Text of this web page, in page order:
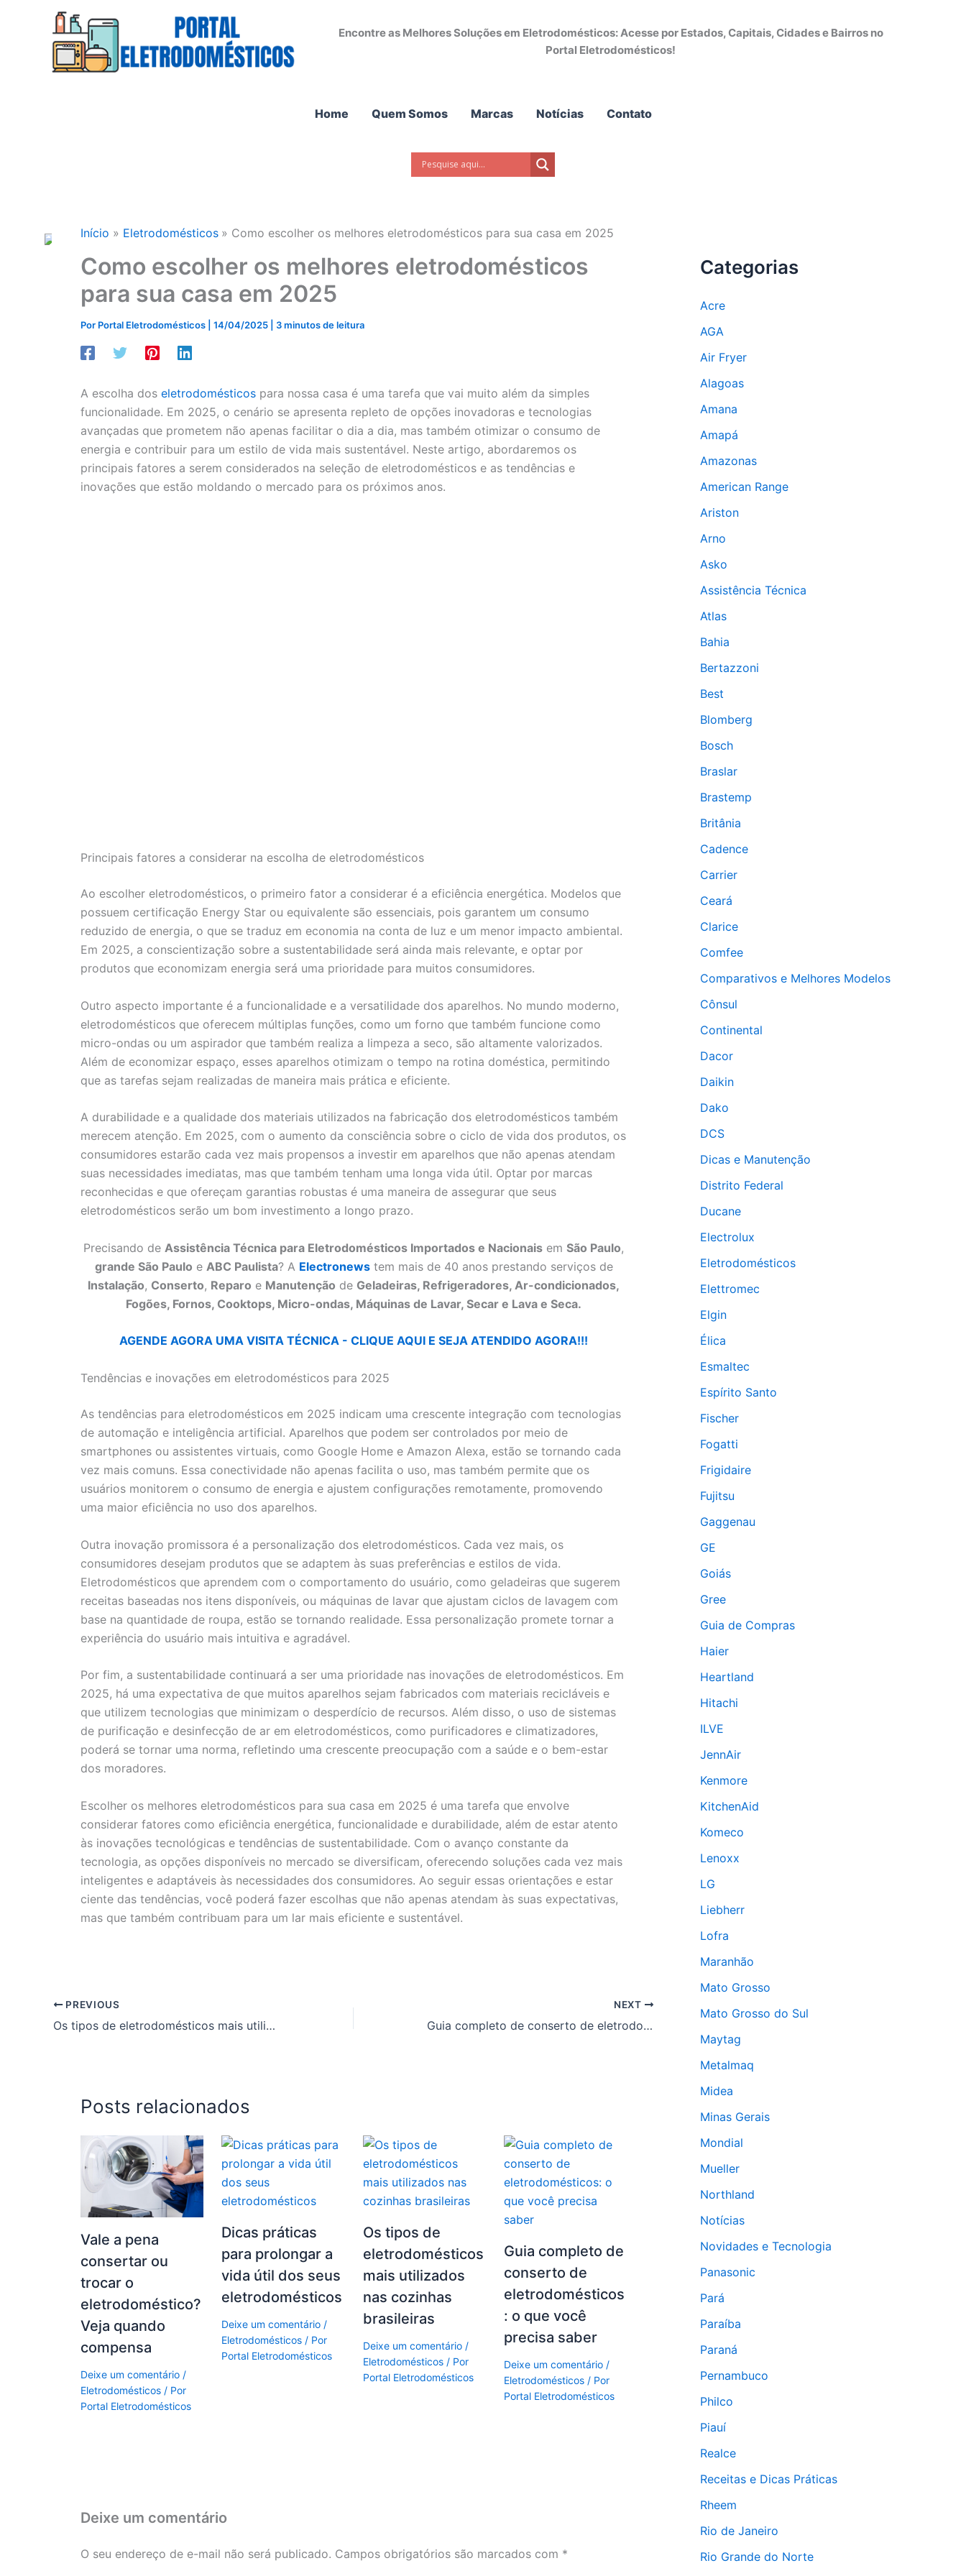
Encontre as Melhores Soluções em Eletrodomésticos: Acesse por Estados, Capitais, Cidades e Bairros no
Portal Eletrodomésticos!
Home Quem Somos Marcas Notícias Contato
Início Eletrodomésticos Como escolher os melhores eletrodomésticos para sua casa em 2025
Como escolher os melhores eletrodomésticos
para sua casa em 2025
Por Portal Eletrodomésticos 14/04/2025 3 minutos de leitura
A escolha dos eletrodomésticos para nossa casa é uma tarefa que vai muito além da simples
funcionalidade. Em 2025, o cenário se apresenta repleto de opções inovadoras e tecnologias
avançadas que prometem não apenas facilitar o dia a dia, mas também otimizar o consumo de
energia e contribuir para um estilo de vida mais sustentável. Neste artigo, abordaremos os
principais fatores a serem considerados na seleção de eletrodomésticos e as tendências e
inovações que estão moldando o mercado para os próximos anos.
Principais fatores a considerar na escolha de eletrodomésticos
Ao escolher eletrodomésticos, o primeiro fator a considerar é a eficiência energética. Modelos que
possuem certificação Energy Star ou equivalente são essenciais, pois garantem um consumo
reduzido de energia, o que se traduz em economia na conta de luz e um menor impacto ambiental.
Em 2025, a conscientização sobre a sustentabilidade será ainda mais relevante, e optar por
produtos que economizam energia será uma prioridade para muitos consumidores.
Outro aspecto importante é a funcionalidade e a versatilidade dos aparelhos. No mundo moderno,
eletrodomésticos que oferecem múltiplas funções, como um forno que também funcione como
micro-ondas ou um aspirador que também realiza a limpeza a seco, são altamente valorizados.
Além de economizar espaço, esses aparelhos otimizam o tempo na rotina doméstica, permitindo
que as tarefas sejam realizadas de maneira mais prática e eficiente.
A durabilidade e a qualidade dos materiais utilizados na fabricação dos eletrodomésticos também
merecem atenção. Em 2025, com o aumento da consciência sobre o ciclo de vida dos produtos, os
consumidores estarão cada vez mais propensos a investir em aparelhos que não apenas atendam
suas necessidades imediatas, mas que também tenham uma longa vida útil. Optar por marcas
reconhecidas e que ofereçam garantias robustas é uma maneira de assegurar que seus
eletrodomésticos serão um bom investimento a longo prazo.
Precisando de Assistência Técnica para Eletrodomésticos Importados e Nacionais em São Paulo,
grande São Paulo e ABC Paulista? A Electronewstem mais de 40 anos prestando serviços de
Instalação, Conserto, Reparo e Manutenção de Geladeiras, Refrigeradores, Ar-condicionados,
Fogões, Fornos, Cooktops, Micro-ondas, Máquinas de Lavar, Secar e Lava e Seca.
AGENDE AGORA UMA VISITA TÉCNICA - CLIQUE AQUI E SEJA ATENDIDO AGORA!!!
Tendências e inovações em eletrodomésticos para 2025
As tendências para eletrodomésticos em 2025 indicam uma crescente integração com tecnologias
de automação e inteligência artificial. Aparelhos que podem ser controlados por meio de
smartphones ou assistentes virtuais, como Google Home e Amazon Alexa, estão se tornando cada
vez mais comuns. Essa conectividade não apenas facilita o uso, mas também permite que os
usuários monitorem o consumo de energia e ajustem configurações remotamente, promovendo
uma maior eficiência no uso dos aparelhos.
Outra inovação promissora é a personalização dos eletrodomésticos. Cada vez mais, os
consumidores desejam produtos que se adaptem às suas preferências e estilos de vida.
Eletrodomésticos que aprendem com o comportamento do usuário, como geladeiras que sugerem
receitas baseadas nos itens disponíveis, ou máquinas de lavar que ajustam ciclos de lavagem com
base na quantidade de roupa, estão se tornando realidade. Essa personalização promete tornar a
experiência do usuário mais intuitiva e agradável.
Por fim, a sustentabilidade continuará a ser uma prioridade nas inovações de eletrodomésticos. Em
2025, há uma expectativa de que muitos aparelhos sejam fabricados com materiais recicláveis e
que utilizem tecnologias que minimizam o desperdício de recursos. Além disso, o uso de sistemas
de purificação e desinfecção de ar em eletrodomésticos, como purificadores e climatizadores,
poderá se tornar uma norma, refletindo uma crescente preocupação com a saúde e o bem-estar
dos moradores.
Escolher os melhores eletrodomésticos para sua casa em 2025 é uma tarefa que envolve
considerar fatores como eficiência energética, funcionalidade e durabilidade, além de estar atento
às inovações tecnológicas e tendências de sustentabilidade. Com o avanço constante da
tecnologia, as opções disponíveis no mercado se diversificam, oferecendo soluções cada vez mais
inteligentes e adaptáveis às necessidades dos consumidores. Ao seguir essas orientações e estar
ciente das tendências, você poderá fazer escolhas que não apenas atendam às suas expectativas,
mas que também contribuam para um lar mais eficiente e sustentável.
PREVIOUS
Os tipos de eletrodomésticos mais utilizados nas cozinhas brasileiras
NEXT
Guia completo de conserto de eletrodomésticos: o que você precisa saber
Posts relacionados
Vale a pena
consertar ou
trocar o
eletrodoméstico?
Veja quando
compensa
Deixe um comentário /
Eletrodomésticos / Por
Portal Eletrodomésticos
Dicas práticas
para prolongar a
vida útil dos seus
eletrodomésticos
Deixe um comentário /
Eletrodomésticos / Por
Portal Eletrodomésticos
Os tipos de
eletrodomésticos
mais utilizados
nas cozinhas
brasileiras
Deixe um comentário /
Eletrodomésticos/ Por
Portal Eletrodomésticos
Guia completo de
conserto de
eletrodomésticos
: o que você
precisa saber
Deixe um comentário /
Eletrodomésticos/ Por
Portal Eletrodomésticos
Deixe um comentário
O seu endereço de e-mail não será publicado. Campos obrigatórios são marcados com *
Categorias
Acre
AGA
Air Fryer
Alagoas
Amana
Amapá
Amazonas
American Range
Ariston
Arno
Asko
Assistência Técnica
Atlas
Bahia
Bertazzoni
Best
Blomberg
Bosch
Braslar
Brastemp
Britânia
Cadence
Carrier
Ceará
Clarice
Comfee
Comparativos e Melhores Modelos
Cônsul
Continental
Dacor
Daikin
Dako
DCS
Dicas e Manutenção
Distrito Federal
Ducane
Electrolux
Eletrodomésticos
Elettromec
Elgin
Élica
Esmaltec
Espírito Santo
Fischer
Fogatti
Frigidaire
Fujitsu
Gaggenau
GE
Goiás
Gree
Guia de Compras
Haier
Heartland
Hitachi
ILVE
JennAir
Kenmore
KitchenAid
Komeco
Lenoxx
LG
Liebherr
Lofra
Maranhão
Mato Grosso
Mato Grosso do Sul
Maytag
Metalmaq
Midea
Minas Gerais
Mondial
Mueller
Northland
Notícias
Novidades e Tecnologia
Panasonic
Pará
Paraíba
Paraná
Pernambuco
Philco
Piauí
Realce
Receitas e Dicas Práticas
Rheem
Rio de Janeiro
Rio Grande do Norte